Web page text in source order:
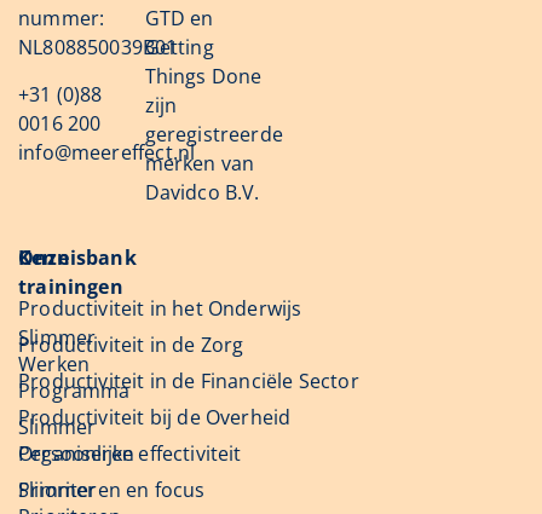
nummer:
NL808850039B01
+31 (0)88
0016 200
info@meereffect.nl
GTD en
Getting
Things Done
zijn
geregistreerde
merken van
Davidco B.V.
Onze
trainingen
Slimmer
Werken
Programma
Slimmer
Organiseren
Slimmer
Kennisbank
Productiviteit in het Onderwijs
Productiviteit in de Zorg
Productiviteit in de Financiële Sector
Productiviteit bij de Overheid
Persoonlijke effectiviteit
Prioriteren en focus